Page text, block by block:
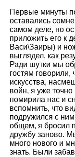
Первые минуты
оставались
самом деле, но
приложить его к
Васи\Заиры) и
выглядел, как
Ради шутки мы
гостям говорили,
искусства,
войн, я уже
помирила нас и
вспомнить, что
подружился с
общем, я бросил
дружбу заново.
много нового и
знать. Были